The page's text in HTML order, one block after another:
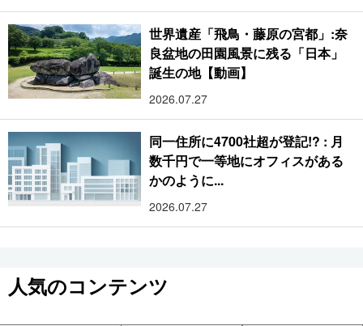
世界遺産「飛鳥・藤原の宮都」:奈
良盆地の田園風景に残る「日本」
誕生の地【動画】
2026.07.27
同一住所に4700社超が登記!? : 月
数千円で一等地にオフィスがある
かのように...
2026.07.27
人気のコンテンツ